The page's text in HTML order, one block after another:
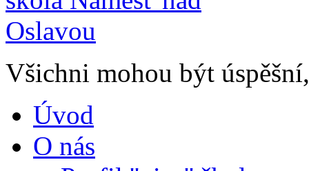
Všichni mohou být
Úvod
O nás